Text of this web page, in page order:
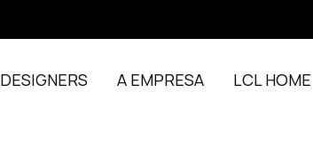
DESIGNERS A EMPRESA LCL HOME